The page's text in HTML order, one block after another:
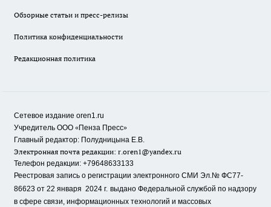
Обзорные статьи и пресс-релизы
Политика конфиденциальности
Редакционная политика
Сетевое издание oren1.ru
Учредитель ООО «Пенза Пресс»
Главный редактор: Полудницына Е.В.
Электронная почта редакции: r.oren1@yandex.ru
Телефон редакции: +79648633133
Реестровая запись о регистрации электронного СМИ Эл.№ ФС77-
86623 от 22 января 2024 г. выдано Федеральной службой по надзору
в сфере связи, информационных технологий и массовых